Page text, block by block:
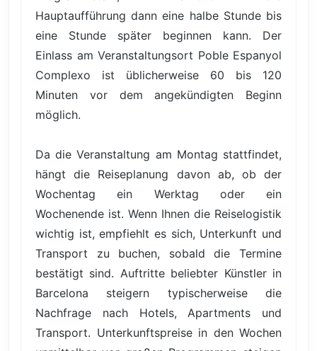
Hauptaufführung dann eine halbe Stunde bis
eine Stunde später beginnen kann. Der
Einlass am Veranstaltungsort Poble Espanyol
Complexo ist üblicherweise 60 bis 120
Minuten vor dem angekündigten Beginn
möglich.
Da die Veranstaltung am Montag stattfindet,
hängt die Reiseplanung davon ab, ob der
Wochentag ein Werktag oder ein
Wochenende ist. Wenn Ihnen die Reiselogistik
wichtig ist, empfiehlt es sich, Unterkunft und
Transport zu buchen, sobald die Termine
bestätigt sind. Auftritte beliebter Künstler in
Barcelona steigern typischerweise die
Nachfrage nach Hotels, Apartments und
Transport. Unterkunftspreise in den Wochen